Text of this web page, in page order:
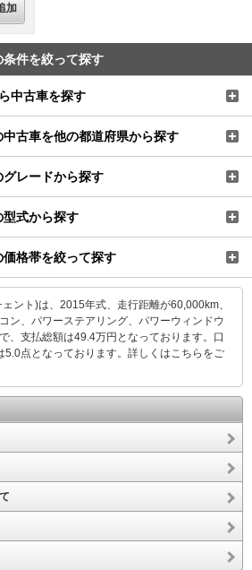
加
件を絞って探す
中古車を探す
古車を他の都道府県から探す
レードから探す
式から探す
格帯を絞って探す
ント)は、2015年式、走行距離が60,000km、
ン、パワーステアリング、パワーウィンドウ
、支払総額は49.4万円となっております。口
点となっております。 詳しくはこちらをご